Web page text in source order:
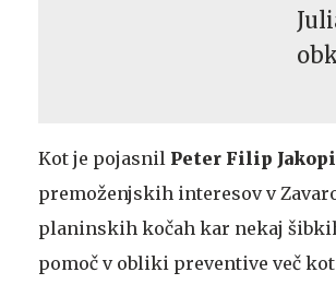
Kot je pojasnil Peter Filip
premoženjskih interesov v
planinskih kočah kar nekaj
pomoč v obliki preventive več